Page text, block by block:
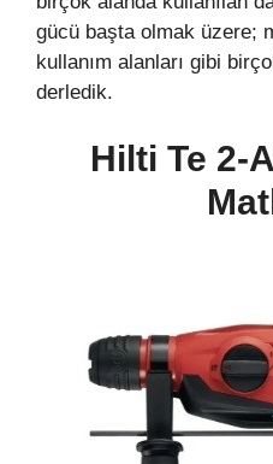
gücü başta olmak üzere;
kullanım alanları gibi
derledik.
Hilti Te 2-